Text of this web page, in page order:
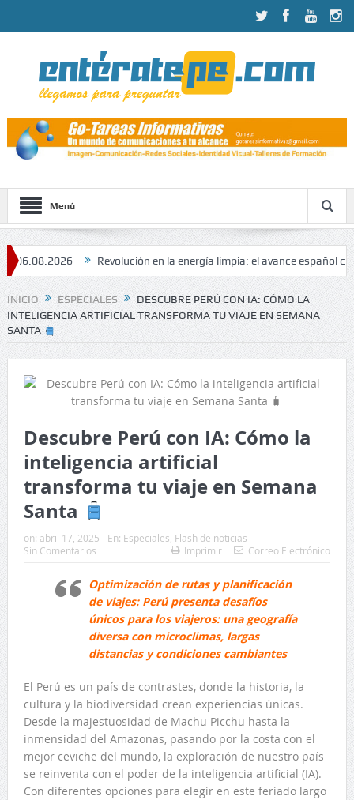
Menú
Revolución en la energía limpia: el avance español con
INICIO ESPECIALES
DESCUBRE PERÚ CON IA: CÓMO LA
INTELIGENCIA ARTIFICIAL TRANSFORMA TU VIAJE EN SEMANA
SANTA
Descubre Perú con IA: Cómo la
inteligencia artificial
transforma tu viaje en Semana
Santa
on: abril 17, 2025 En: Especiales Flash de noticias
Sin Comentarios
Imprimir Correo Electrónico
Optimización de rutas y planificación
de viajes: Perú presenta desafíos
únicos para los viajeros: una geografía
diversa con microclimas, largas
distancias y condiciones cambiantes
El Perú es un país de contrastes, donde la historia, la
cultura y la biodiversidad crean experiencias únicas.
Desde la majestuosidad de Machu Picchu hasta la
inmensidad del Amazonas, pasando por la costa con el
mejor ceviche del mundo, la exploración de nuestro país
se reinventa con el poder de la inteligencia artificial (IA).
Con diferentes opciones para elegir en este feriado largo